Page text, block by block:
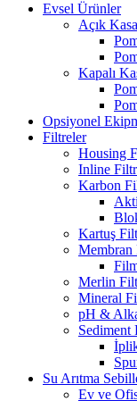
Evsel Ürünler
Açık
Kapalı
Opsiyonel
Filtreler
Housing
Inline
Karbon
Kartuş
Membran
Merlin
Mineral
pH &
Sediment
Su Arıtma
Ev ve